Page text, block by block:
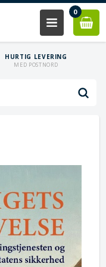
0
HURTIG LEVERING
MED POSTNORD